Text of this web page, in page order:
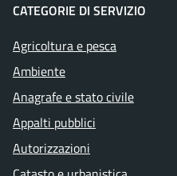
CATEGORIE DI SERVIZIO
Agricoltura e pesca
Ambiente
Anagrafe e stato civile
Appalti pubblici
Autorizzazioni